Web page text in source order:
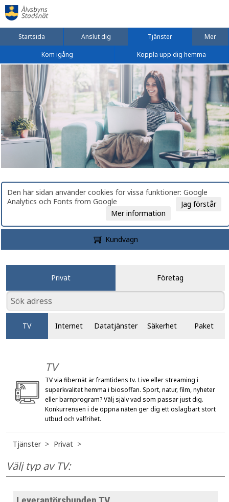
Startsida Anslut dig Tjänster Mer
Kom igång Koppla upp dig hemma
Den här sidan använder cookies för vissa funktioner: Google
Analytics och Fonts from Google
Jag förstår
Mer information
Kundvagn
Privat Företag
TV Internet Datatjänster Säkerhet Paket
TV
TV via fibernät är framtidens tv. Live eller streaming i
superkvalitet hemma i biosoffan. Sport, natur, film, nyheter
eller barnprogram? Välj själv vad som passar just dig.
Konkurrensen i de öppna näten ger dig ett oslagbart stort
utbud och valfrihet.
Tjänster Privat
Välj typ av TV: